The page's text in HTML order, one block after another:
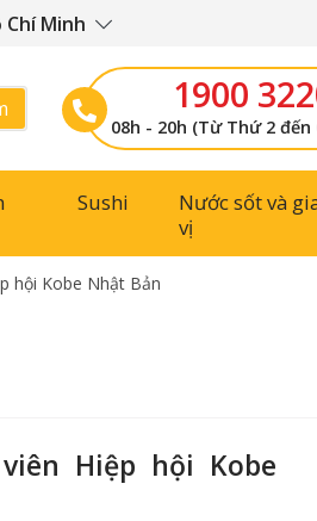
Chí Minh
1900
08h - 20h (Từ Thứ 2 đến
Sushi
Nước sốt và
vị
hội Kobe Nhật Bản
Hiệp hội Kobe